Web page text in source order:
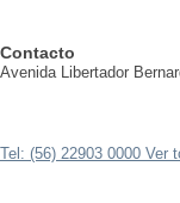
Contacto
Avenida Libertador
Tel: (56) 22903 0000 Ver